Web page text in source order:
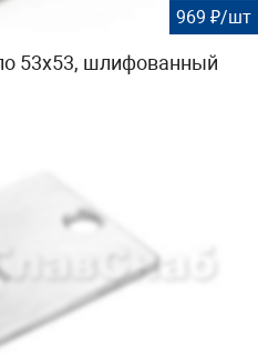
969 ₽/шт
53х53, шлифованный